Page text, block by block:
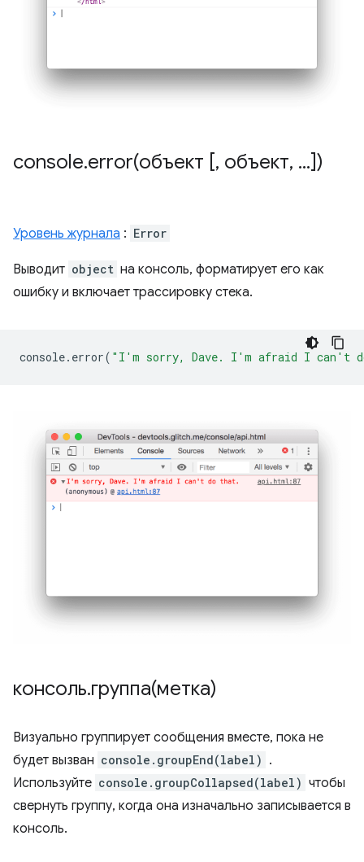
console.error(объект [, объект, ...])
Уровень журнала : Error
Выводит object на консоль, форматирует его как
ошибку и включает трассировку стека.
console. error( "I'm sorry, Dave. I'm afraid I can't
консоль.группа(метка)
Визуально группирует сообщения вместе, пока не
будет вызван console.groupEnd(label) .
Используйте console.groupCollapsed(label) чтобы
свернуть группу, когда она изначально записывается в
консоль.